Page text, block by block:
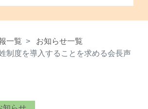
一覧
お知らせ一覧
制度を導入することを求める会長声